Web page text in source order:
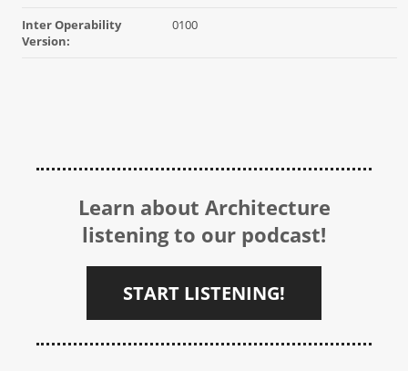
Inter Operability
Version:
0100
Learn about Architecture
listening to our podcast!
START LISTENING!